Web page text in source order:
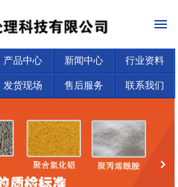
产品中心 新闻中心 行业资料
发货现场 售后服务 联系我们